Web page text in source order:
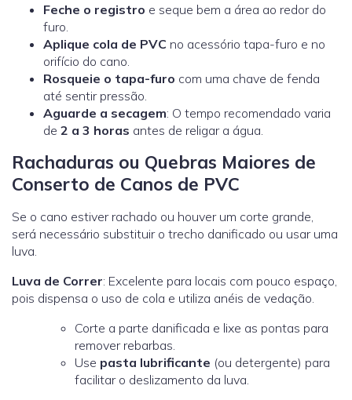
Feche o registro e seque bem a área ao redor do
furo.
Aplique cola de PVC no acessório tapa-furo e no
orifício do cano.
Rosqueie o tapa-furo com uma chave de fenda
até sentir pressão.
Aguarde a secagem: O tempo recomendado varia
de 2 a 3 horas antes de religar a água.
Rachaduras ou Quebras Maiores de
Conserto de Canos de PVC
Se o cano estiver rachado ou houver um corte grande,
será necessário substituir o trecho danificado ou usar uma
luva.
Luva de Correr: Excelente para locais com pouco espaço,
pois dispensa o uso de cola e utiliza anéis de vedação.
Corte a parte danificada e lixe as pontas para
remover rebarbas.
Use pasta lubrificante (ou detergente) para
facilitar o deslizamento da luva.